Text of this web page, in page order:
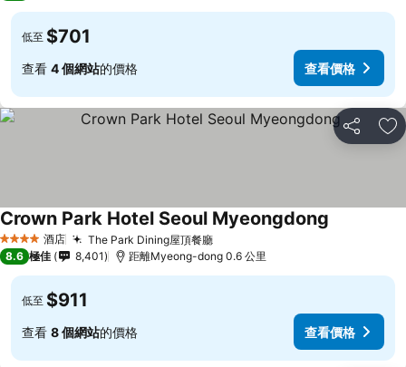
低至 $701
查看 4 個網站的價格 查看價格
分享 放
4 星級 酒店 The Park Dining屋頂餐廳
Crown Park Hotel Seoul Myeongdong
8.6 極佳 8,401 距離Myeong-dong 0.6 公里
低至 $911
查看 8 個網站的價格 查看價格